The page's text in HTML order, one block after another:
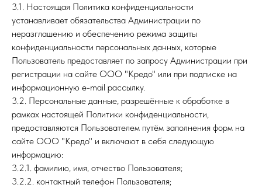
3.1. Настоящая Политика конфиденциальности
устанавливает обязательства Администрации по
неразглашению и обеспечению режима защиты
конфиденциальности персональных данных, которые
Пользователь предоставляет по запросу Администрации при
регистрации на сайте ООО "Кредо" или при подписке на
информационную e-mail рассылку.
3.2. Персональные данные, разрешённые к обработке в
рамках настоящей Политики конфиденциальности,
предоставляются Пользователем путём заполнения форм на
сайте ООО "Кредо" и включают в себя следующую
информацию:
3.2.1. фамилию, имя, отчество Пользователя;
3.2.2. контактный телефон Пользователя;